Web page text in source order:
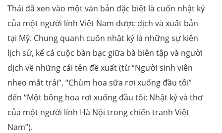
Thái đã xen vào một văn bản đặc biệt là cuốn nhật ký
của một người lính Việt Nam được dịch và xuất bản
tại Mỹ. Chung quanh cuốn nhật ký là những sự kiện
lịch sử, kể cả cuộc bàn bạc giữa bà biên tập và người
dịch về những cái tên đề xuất (từ “Người sinh viên
nheo mắt trái”, “Chùm hoa sữa rơi xuống đầu tôi”
đến “Một bông hoa rơi xuống đầu tôi: Nhật ký và thơ
của một người lính Hà Nội trong chiến tranh Việt
Nam”).